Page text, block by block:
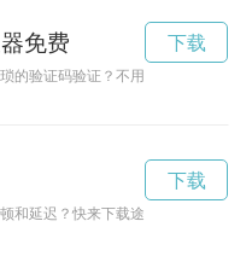
免费
的验证码验证？不用担心，现在有
下载
和延迟？快来下载途游加速器，让你
下载